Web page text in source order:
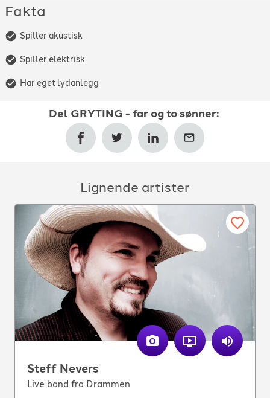
Fakta
Spiller akustisk
Spiller elektrisk
Har eget lydanlegg
Del GRYTING - far og to sønner:
Lignende artister
Steff Nevers
Live band fra Drammen